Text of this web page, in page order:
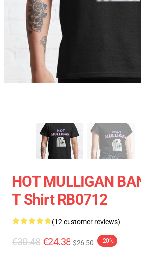
HOT MULLIGAN
T Shirt RB0712
(12 customer reviews)
€30.48 €24.38 $26.50 -20%